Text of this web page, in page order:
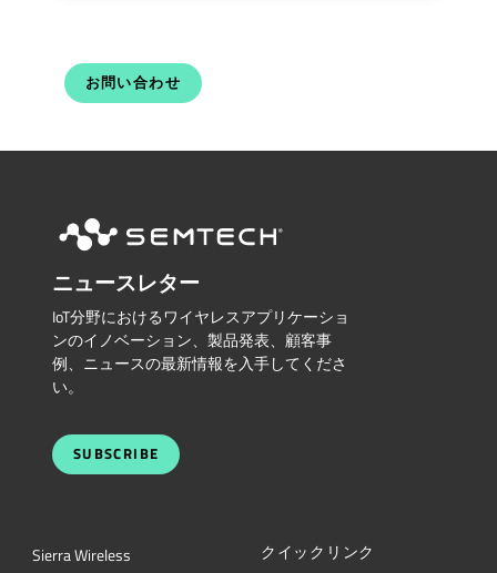
お問い合わせ
ニュースレター
IoT分野におけるワイヤレスアプリケーショ
ンのイノベーション、製品発表、顧客事
例、ニュースの最新情報を入手してくださ
い。
SUBSCRIBE
Sierra Wireless
クイックリンク